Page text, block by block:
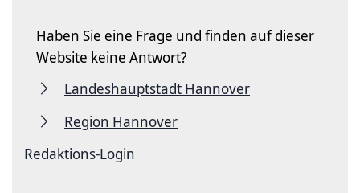
Haben Sie eine Frage und finden auf dieser
Website keine Antwort?
Landeshauptstadt Hannover
Region Hannover
Redaktions-Login